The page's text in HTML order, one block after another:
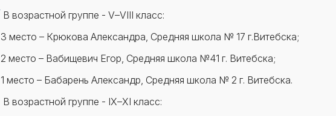
В возрастной группе - V–VIII класс:
3 место – Крюкова Александра, Средняя школа № 17 г.Витебска;
2 место – Вабищевич Егор, Средняя школа №41 г. Витебска;
1 место – Бабарень Александр, Средняя школа № 2 г. Витебска.
В возрастной группе - IX–XI класс: